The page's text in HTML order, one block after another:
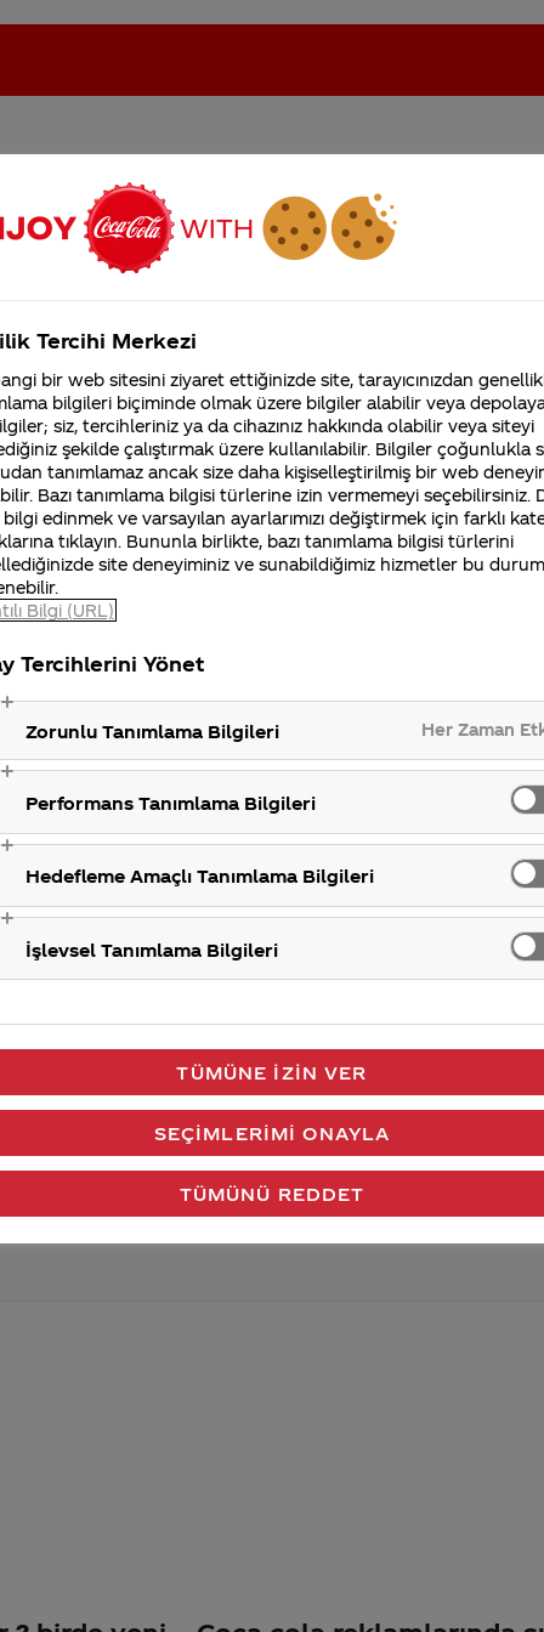
Cola'nın Filistin'de fabr... Coca-Cola’yı kim buldu?
kola yok
beklenti ve ihtiyaçlarını daima göz
önce farklı pazar araştırmaları
noktaları üzerinden sizlerle buluşturuyoruz. Yeterli
yeniden piyasaya sürebiliriz.
Merak Ettim sitemizi ziyaret ettiğiniz için teşekkür
verdiğimiz cevap aklındaki soru işaretlerini giderdi
Gönder
4355 Soru
Coca-Cola Şirketi
merak ettikleriniz.
Fabrikalarımız,
sertifikalarımız, faaliyet
gösterdiğimiz ülkeler,
tarihçemiz ve daha
Tercihi Merkezi
bir web sitesini ziyaret ettiğinizde site, tarayıcınızdan
bilgileri biçiminde olmak üzere bilgiler alabilir veya
siz, tercihleriniz ya da cihazınız hakkında olabilir veya siteyi
şekilde çalıştırmak üzere kullanılabilir. Bilgiler çoğunlukla
tanımlamaz ancak size daha kişiselleştirilmiş bir web
Bazı tanımlama bilgisi türlerine izin vermemeyi seçebilirsiniz.
edinmek ve varsayılan ayarlarımızı değiştirmek için farklı
tıklayın. Bununla birlikte, bazı tanımlama bilgisi türlerini
site deneyiminiz ve sunabildiğimiz hizmetler bu
Bilgi (URL)
Tercihlerini Yönet
Zorunlu Tanımlama Bilgileri Her Zaman
Performans Tanımlama Bilgileri
Hedefleme Amaçlı Tanımlama Bilgileri
İşlevsel Tanımlama Bilgileri
TÜMÜNE İZIN VER
TÜMÜNÜ REDDET
SEÇIMLERIMI ONAYLA